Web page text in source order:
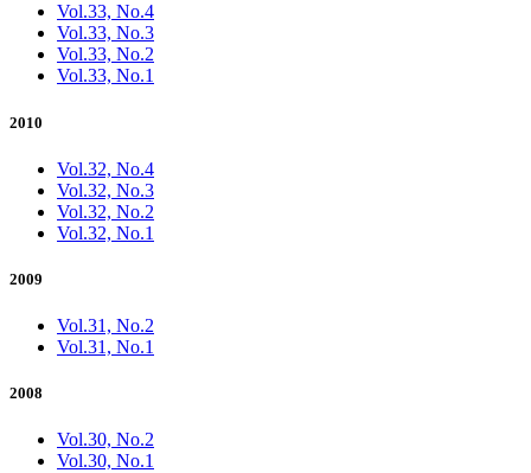
Vol.33, No.4
Vol.33, No.3
Vol.33, No.2
Vol.33, No.1
2010
Vol.32, No.4
Vol.32, No.3
Vol.32, No.2
Vol.32, No.1
2009
Vol.31, No.2
Vol.31, No.1
2008
Vol.30, No.2
Vol.30, No.1